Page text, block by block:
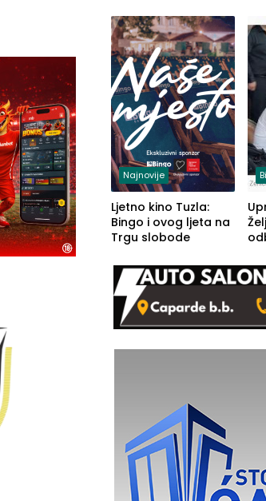
Zvornika
Najnovije
Ljetno kino Tuzla:
Bingo i ovog ljeta na
Trgu slobode